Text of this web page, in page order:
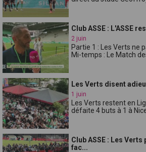
Club ASSE : L'ASSE
2 juin
Partie 1 : Les Verts ne
Mi-temps : Le Match
Les Verts disent
1 juin
Les Verts restent en
défaite 4 buts à 1 à
Club ASSE : Les
fac...